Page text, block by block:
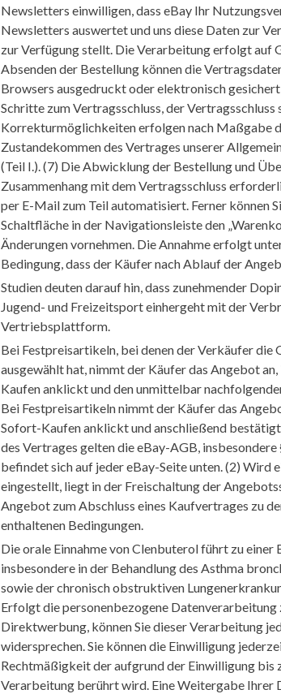
Newsletters einwilligen, dass eBay Ihr
Newsletters auswertet und uns diese Daten zur
zur Verfügung stellt. Die Verarbeitung erfolgt auf
Absenden der Bestellung können die
Browsers ausgedruckt oder elektronisch
Schritte zum Vertragsschluss, der Vertragsschluss
Korrekturmöglichkeiten erfolgen nach Maßgabe
Zustandekommen des Vertrages unserer
(Teil I.). (7) Die Abwicklung der Bestellung und
Zusammenhang mit dem Vertragsschluss
per E-Mail zum Teil automatisiert. Ferner können
Schaltfläche in der Navigationsleiste den
Änderungen vornehmen. Die Annahme erfolgt
Bedingung, dass der Käufer nach Ablauf der
Studien deuten darauf hin, dass zunehmender
Jugend- und Freizeitsport einhergeht mit der
Vertriebsplattform.
Bei Festpreisartikeln, bei denen der Verkäufer
ausgewählt hat, nimmt der Käufer das Angebot
Kaufen anklickt und den unmittelbar
Bei Festpreisartikeln nimmt der Käufer das
Sofort-Kaufen anklickt und anschließend
des Vertrages gelten die eBay-AGB, insbesondere
befindet sich auf jeder eBay-Seite unten. (2) Wird
eingestellt, liegt in der Freischaltung der
Angebot zum Abschluss eines Kaufvertrages zu
enthaltenen Bedingungen.
Die orale Einnahme von Clenbuterol führt zu einer
insbesondere in der Behandlung des Asthma
sowie der chronisch obstruktiven
Erfolgt die personenbezogene Datenverarbeitung
Direktwerbung, können Sie dieser Verarbeitung
widersprechen. Sie können die Einwilligung
Rechtmäßigkeit der aufgrund der Einwilligung
Verarbeitung berührt wird. Eine Weitergabe Ihrer